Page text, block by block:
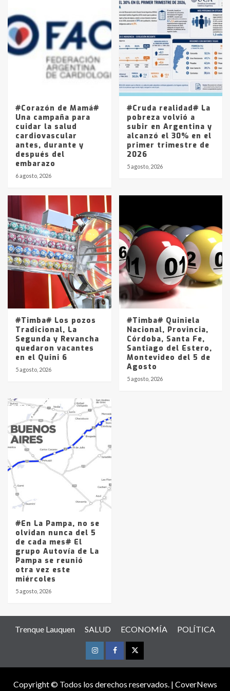
4
Accidente en Ruta 5: falleció un
joven de Trenque Lauquen
Los precios de los combustibles en
La Pampa, desde YPF hasta Axion
entre 857 a 1338 pesos
#Corazón de Mamá#
Una campaña para
cuidar la salud
cardiovascular
antes, durante y
después del
embarazo
6 agosto, 2026
#Cruda realidad# La
pobreza volvió a
subir en Argentina y
alcanzó el 30% en el
primer trimestre de
2026
5 agosto, 2026
#Timba# Los pozos
Tradicional, La
Segunda y Revancha
quedaron vacantes
en el Quini 6
5 agosto, 2026
#Timba# Quiniela
Nacional, Provincia,
Córdoba, Santa Fe,
Santiago del Estero,
Montevideo del 5 de
Agosto
5 agosto, 2026
#En La Pampa, no se
olvidan nunca del 5
de cada mes# El
grupo Autovía de La
Pampa se reunió
otra vez este
miércoles
5 agosto, 2026
Trenque Lauquen SALUD ECONOMÍA POLÍTICA
InstagramFacebookTwitter
Copyright © Todos los derechos reservados. | CoverNews